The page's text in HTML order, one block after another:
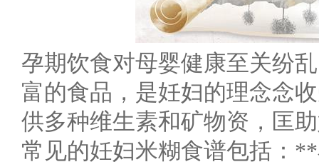
孕期饮食对母婴健康至关纷
富的食品，是妊妇的理念念
供多种维生素和矿物资，匡
常见的妊妇米糊食谱包括：